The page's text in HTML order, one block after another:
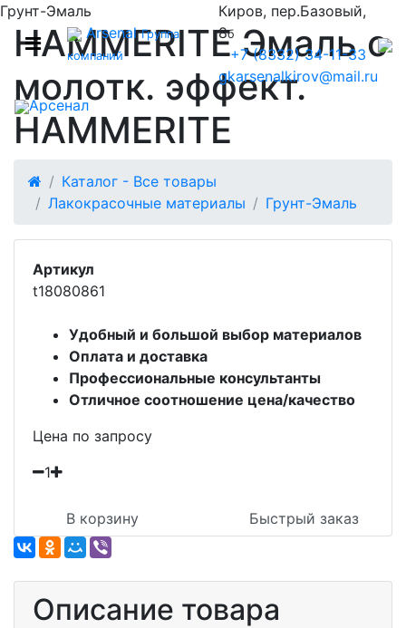
ArsenalГруппа
компаний
Киров, пер.Базовый,
8б
+7 (8332) 34-11-33
gkarsenalkirov@mail.ru
Арсенал
Грунт-Эмаль
HAMMERITE Эмаль с
молотк. эффект.
HAMMERITE
Каталог - Все товары
Лакокрасочные материалы
Грунт-Эмаль
Артикул
t18080861
Удобный и большой выбор материалов
Оплата и доставка
Профессиональные консультанты
Отличное соотношение цена/качество
Цена по запросу
1
В корзину Быстрый заказ
Описание товара